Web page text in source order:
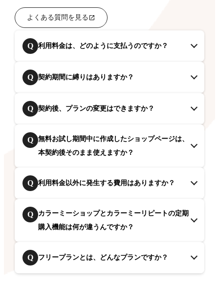
よくある質問を見る
Q 利用料金は、どのように支払うのですか？
Q 契約期間に縛りはありますか？
Q 契約後、プランの変更はできますか？
Q
無料お試し期間中に作成したショップページは、
本契約後そのまま使えますか？
Q 利用料金以外に発生する費用はありますか？
Q
カラーミーショップとカラーミーリピートの定期
購入機能は何が違うんですか？
Q フリープランとは、どんなプランですか？